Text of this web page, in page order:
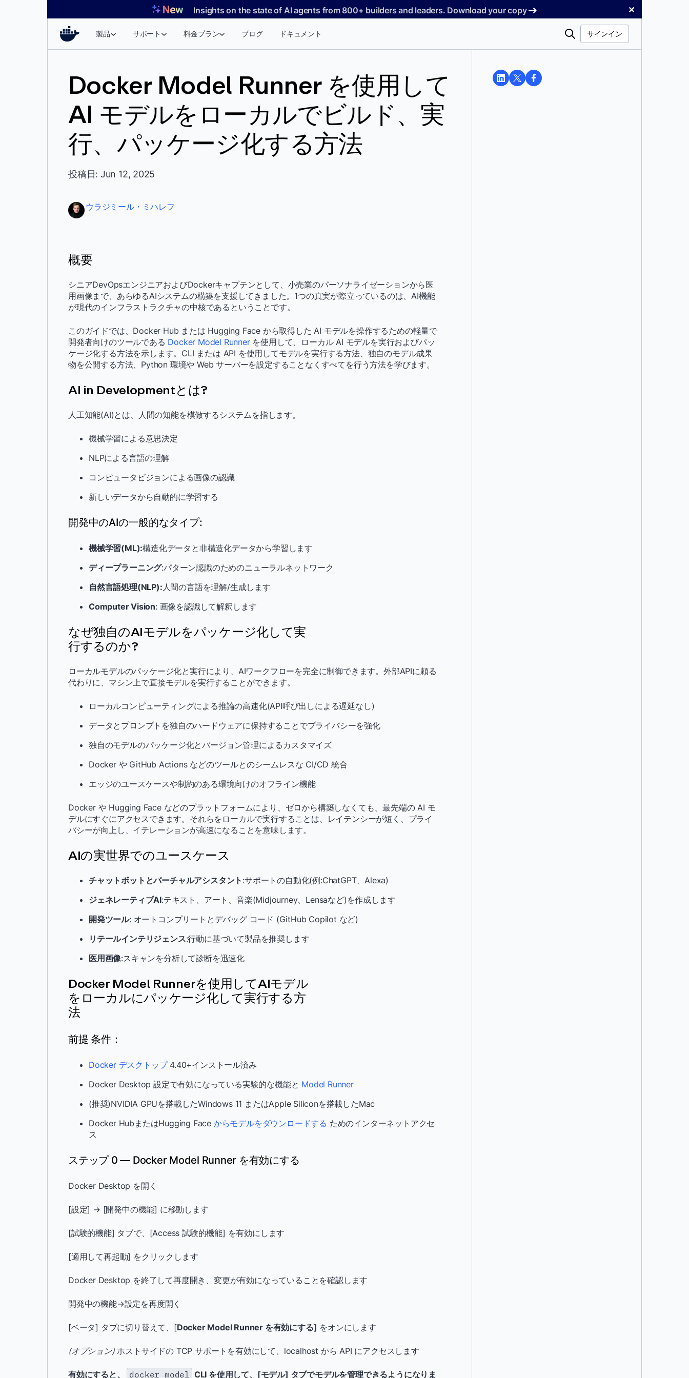
Insights on the state of AI agents from 800+ builders and leaders. Download your copy ✕
製品 サポート 料金プラン ブログ ドキュメント
検
サインイン
Docker Model Runner を使用して
AI モデルをローカルでビルド、実
行、パッケージ化する方法
投稿日: Jun 12, 2025
ウラジミール・ミハレフ
概要
シニアDevOpsエンジニアおよびDockerキャプテンとして、小売業のパーソナライゼーションから医
用画像まで、あらゆるAIシステムの構築を支援してきました。1つの真実が際立っているのは、AI機能
が現代のインフラストラクチャの中核であるということです。
このガイドでは、Docker Hub または Hugging Face から取得した AI モデルを操作するための軽量で
開発者向けのツールである Docker Model Runnerを使用して、ローカル AI モデルを実行およびパッ
ケージ化する方法を示します。CLI または API を使用してモデルを実行する方法、独自のモデル成果
物を公開する方法、Python 環境や Web サーバーを設定することなくすべてを行う方法を学びます。
AI in Developmentとは?
人工知能(AI)とは、人間の知能を模倣するシステムを指します。
機械学習による意思決定
NLPによる言語の理解
コンピュータビジョンによる画像の認識
新しいデータから自動的に学習する
開発中のAIの一般的なタイプ:
機械学習(ML):構造化データと非構造化データから学習します
ディープラーニング:パターン認識のためのニューラルネットワーク
自然言語処理(NLP):人間の言語を理解/生成します
Computer Vision: 画像を認識して解釈します
なぜ独自のAIモデルをパッケージ化して実
行するのか?
ローカルモデルのパッケージ化と実行により、AIワークフローを完全に制御できます。外部APIに頼る
代わりに、マシン上で直接モデルを実行することができます。
ローカルコンピューティングによる推論の高速化(API呼び出しによる遅延なし)
データとプロンプトを独自のハードウェアに保持することでプライバシーを強化
独自のモデルのパッケージ化とバージョン管理によるカスタマイズ
Docker や GitHub Actions などのツールとのシームレスな CI/CD 統合
エッジのユースケースや制約のある環境向けのオフライン機能
Docker や Hugging Face などのプラットフォームにより、ゼロから構築しなくても、最先端の AI モ
デルにすぐにアクセスできます。それらをローカルで実行することは、レイテンシーが短く、プライ
バシーが向上し、イテレーションが高速になることを意味します。
AIの実世界でのユースケース
チャットボットとバーチャルアシスタント :サポートの自動化(例:ChatGPT、Alexa)
ジェネレーティブAI:テキスト、アート、音楽(Midjourney、Lensaなど)を作成します
開発ツール: オートコンプリートとデバッグ コード (GitHub Copilot など)
リテールインテリジェンス:行動に基づいて製品を推奨します
医用画像:スキャンを分析して診断を迅速化
Docker Model Runnerを使用してAIモデル
をローカルにパッケージ化して実行する方
法
前提 条件：
Docker デスクトップ4.40+インストール済み
Docker Desktop 設定で有効になっている実験的な機能と Model Runner
(推奨)NVIDIA GPUを搭載したWindows 11 またはApple Siliconを搭載したMac
Docker HubまたはHugging Face からモデルをダウンロードする ためのインターネットアクセ
ス
ステップ 0 — Docker Model Runner を有効にする
Docker Desktop を開く
[設定] → [開発中の機能] に移動します
[試験的機能] タブで、[Access 試験的機能] を有効にします
[適用して再起動] をクリックします
Docker Desktop を終了して再度開き、変更が有効になっていることを確認します
開発中の機能→設定を再度開く
[ベータ] タブに切り替えて、[Docker Model Runner を有効にする] をオンにします
(オプション)ホストサイドの TCP サポートを有効にして、localhost から API にアクセスします
有効にすると、 docker model CLI を使用して、[モデル] タブでモデルを管理できるようになりま